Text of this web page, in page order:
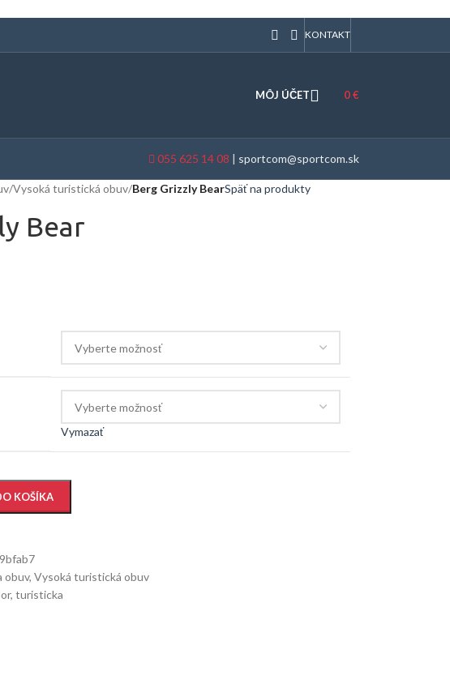
KONTAKT
MÔJ ÚČET 0€
055 625 14 08 | sportcom@sportcom.sk
/Vysoká turistická obuv/Berg Grizzly BearSpäť na produkty
Bear
Vymazať
KOŠÍKA
obuv, Vysoká turistická obuv
, turisticka